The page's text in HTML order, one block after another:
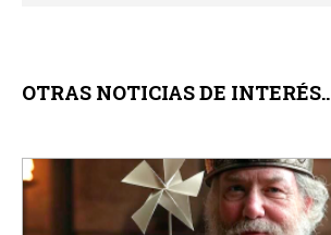
OTRAS NOTICIAS DE INTERÉS..